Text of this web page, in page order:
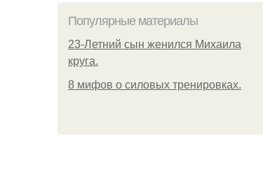
Популярные материалы
23-Летний сын женился Михаила
круга.
8 мифов о силовых тренировках.